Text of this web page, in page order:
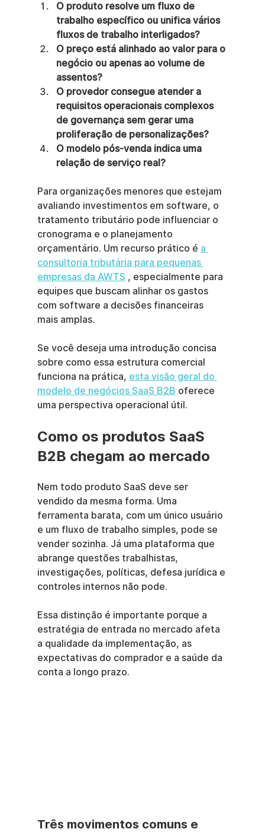
O produto resolve um fluxo de
trabalho específico ou unifica vários
fluxos de trabalho interligados?
O preço está alinhado ao valor para o
negócio ou apenas ao volume de
assentos?
O provedor consegue atender a
requisitos operacionais complexos
de governança sem gerar uma
proliferação de personalizações?
O modelo pós-venda indica uma
relação de serviço real?
Para organizações menores que estejam
avaliando investimentos em software, o
tratamento tributário pode influenciar o
cronograma e o planejamento
orçamentário. Um recurso prático é a
consultoria tributária para pequenas
empresas da AWTS , especialmente para
equipes que buscam alinhar os gastos
com software a decisões financeiras
mais amplas.
Se você deseja uma introdução concisa
sobre como essa estrutura comercial
funciona na prática, esta visão geral do
modelo de negócios SaaS B2B oferece
uma perspectiva operacional útil.
Como os produtos SaaS
B2B chegam ao mercado
Nem todo produto SaaS deve ser
vendido da mesma forma. Uma
ferramenta barata, com um único usuário
e um fluxo de trabalho simples, pode se
vender sozinha. Já uma plataforma que
abrange questões trabalhistas,
investigações, políticas, defesa jurídica e
controles internos não pode.
Essa distinção é importante porque a
estratégia de entrada no mercado afeta
a qualidade da implementação, as
expectativas do comprador e a saúde da
conta a longo prazo.
Três movimentos comuns e